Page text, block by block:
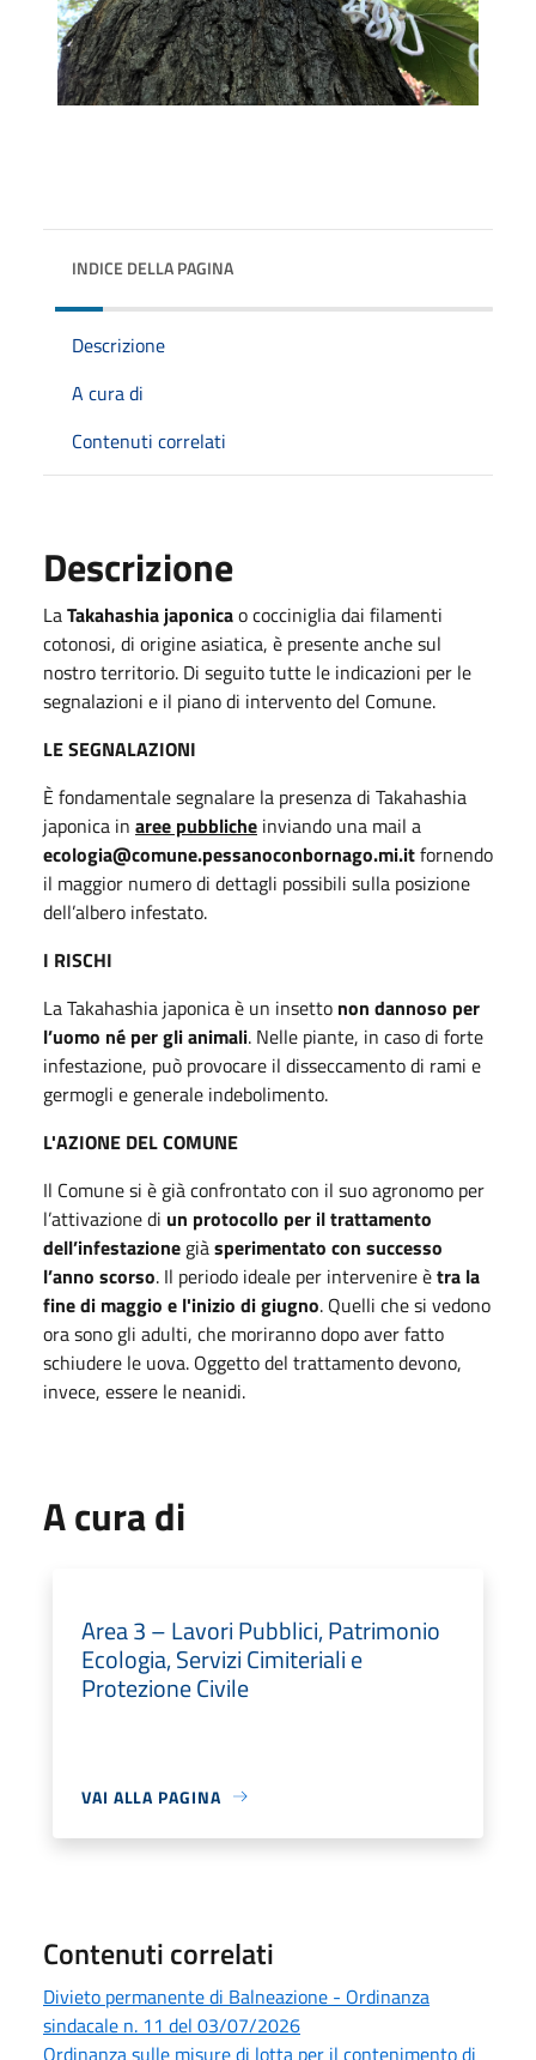
INDICE DELLA PAGINA
Descrizione
A cura di
Contenuti correlati
Descrizione
LaTakahashia japonicao cocciniglia dai filamenti
cotonosi, di origine asiatica, è presente anche sul
nostro territorio. Di seguito tutte le indicazioni per le
segnalazioni e il piano di intervento del Comune.
LE SEGNALAZIONI
È fondamentale segnalare la presenza di Takahashia
japonica in aree pubbliche inviando una mail a
ecologia@comune.pessanoconbornago.mi.itfornendo
il maggior numero di dettagli possibili sulla posizione
dell’albero infestato.
I RISCHI
La Takahashia japonica è un insetto non dannoso per
l’uomo né per gli animali. Nelle piante, in caso di forte
infestazione, può provocare il disseccamentodi rami e
germogli e generale indebolimento.
L'AZIONE DEL COMUNE
Il Comune si è già confrontato con il suo agronomo per
l’attivazione di un protocollo per il trattamento
dell’infestazione giàsperimentato con successo
l’anno scorso. Il periodo ideale per intervenire ètra la
fine di maggio e l'inizio di giugno. Quelli che si vedono
ora sono gli adulti, che moriranno dopo aver fatto
schiudere le uova. Oggetto del trattamento devono,
invece, essere le neanidi.
A cura di
Area 3 – Lavori Pubblici, Patrimonio
Ecologia, Servizi Cimiteriali e
Protezione Civile
VAI ALLA PAGINA
Contenuti correlati
Divieto permanente di Balneazione - Ordinanza
sindacale n. 11 del 03/07/2026
Ordinanza sulle misure di lotta per il contenimento di